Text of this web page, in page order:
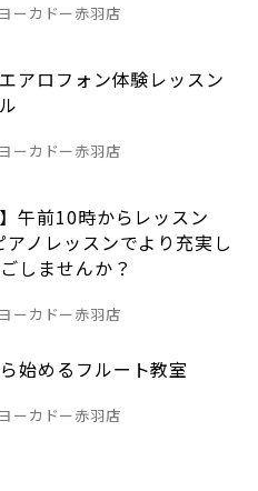
ーカドー赤羽店
アロフォン体験レッスン
ーカドー赤羽店
】午前10時からレッスン
ノレッスンでより充実し
しませんか？
ーカドー赤羽店
始めるフルート教室
ーカドー赤羽店